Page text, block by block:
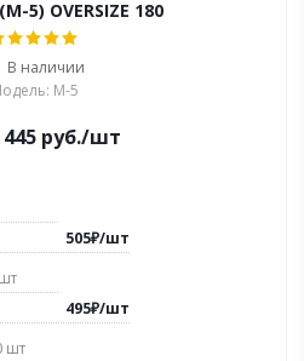
5) OVERSIZE 180
В наличии
M-5
445 руб./шт
505₽/шт
шт
495₽/шт
шт